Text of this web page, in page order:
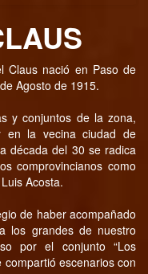
Claus nació en Paso de
Agosto de 1915.
y conjuntos de la zona,
en la vecina ciudad de
década del 30 se radica
comprovincianos como
Acosta.
de haber acompañado
los grandes de nuestro
por el conjunto “Los
compartió escenarios con